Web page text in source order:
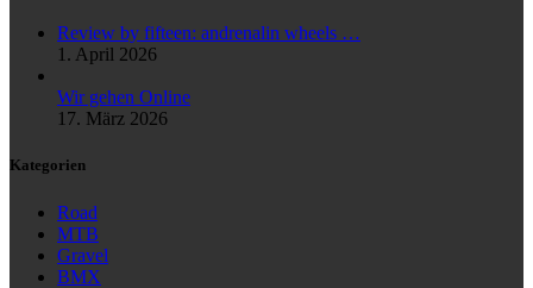
Review by fifteen: andrenalin wheels …
1. April 2026
Wir gehen Online
17. März 2026
Kategorien
Road
MTB
Gravel
BMX